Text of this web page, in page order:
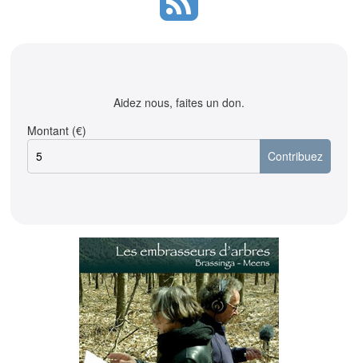
Aidez nous, faites un don.
Montant (€)